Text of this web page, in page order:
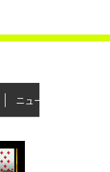
ニュース＆トピックス